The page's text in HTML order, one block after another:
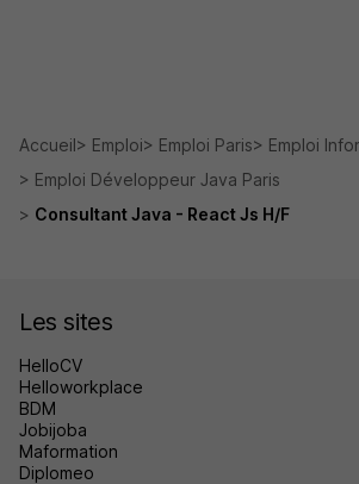
Accueil Emploi Emploi Paris
Emploi
Emploi Développeur Java Paris
Consultant Java - React Js H/F
Les sites
HelloCV
Helloworkplace
BDM
Jobijoba
Maformation
Diplomeo